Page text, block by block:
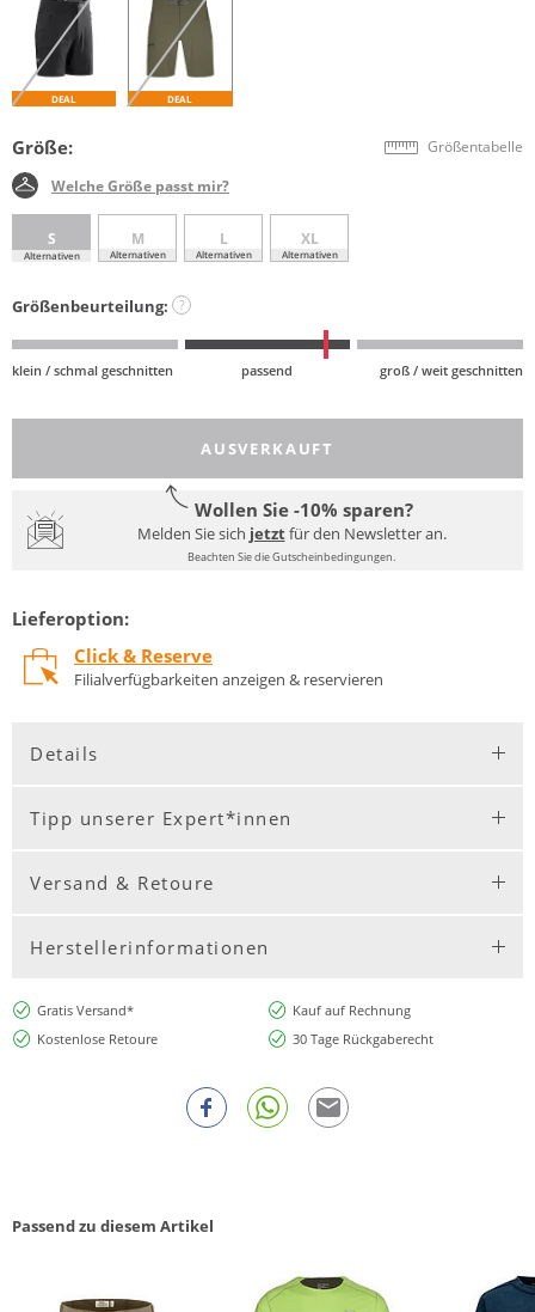
DEAL DEAL
Größe: Größentabelle
Welche Größe passt mir?
S
Alternativen
M
Alternativen
L
Alternativen
XL
Alternativen
Größenbeurteilung: ?
klein / schmal geschnitten passend groß / weit geschnitten
AUSVERKAUFT
Wollen Sie -10% sparen?
Melden Sie sich jetztfür den Newsletter an.
Beachten Sie die Gutscheinbedingungen.
Lieferoption:
Click & Reserve
Filialverfügbarkeiten anzeigen & reservieren
Details
Tipp unserer Expert*innen
Versand & Retoure
Herstellerinformationen
Gratis Versand*
Kauf auf Rechnung
Kostenlose Retoure
30 Tage Rückgaberecht
Passend zu diesem Artikel